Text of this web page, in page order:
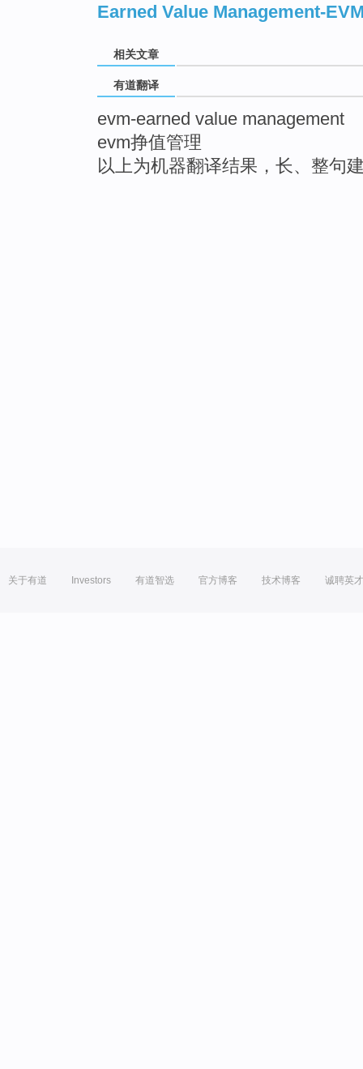
Earned Value Management-
相关文章
有道翻译
evm-earned value management
evm挣值管理
以上为机器翻译结果，长、整句
关于有道 Investors 有道智选 官方博客 技术博客 诚聘英才